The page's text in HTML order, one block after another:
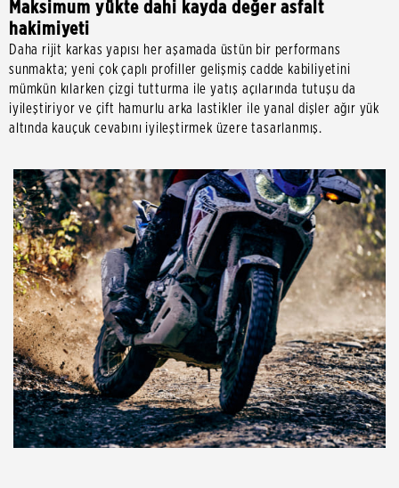
Maksimum yükte dahi kayda değer asfalt
hakimiyeti
Daha rijit karkas yapısı her aşamada üstün bir performans
sunmakta; yeni çok çaplı profiller gelişmiş cadde kabiliyetini
mümkün kılarken çizgi tutturma ile yatış açılarında tutuşu da
iyileştiriyor ve çift hamurlu arka lastikler ile yanal dişler ağır yük
altında kauçuk cevabını iyileştirmek üzere tasarlanmış.